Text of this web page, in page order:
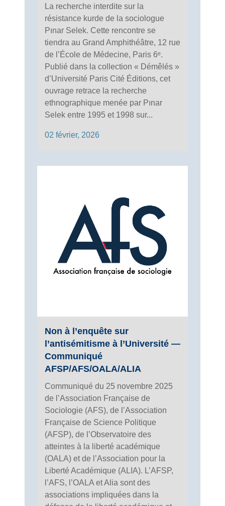
La recherche interdite sur la
résistance kurde de la sociologue
Pınar Selek. Cette rencontre se
tiendra au Grand Amphithéâtre, 12 rue
de l’École de Médecine, Paris 6ᵉ.
Publié dans la collection « Démêlés »
d’Université Paris Cité Éditions, cet
ouvrage retrace la recherche
ethnographique menée par Pınar
Selek entre 1995 et 1998 sur...
02 février, 2026
Non à l’enquête sur
l’antisémitisme à l’Université —
Communiqué
AFSP/AFS/OALA/ALIA
Communiqué du 25 novembre 2025
de l’Association Française de
Sociologie (AFS), de l’Association
Française de Science Politique
(AFSP), de l’Observatoire des
atteintes à la liberté académique
(OALA) et de l’Association pour la
Liberté Académique (ALIA). L’AFSP,
l’AFS, l’OALA et Alia sont des
associations impliquées dans la